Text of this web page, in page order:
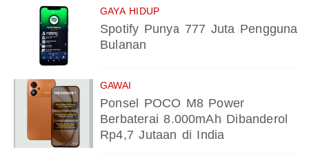
GAYA HIDUP
Spotify Punya 777 Juta Pengguna
Bulanan
GAWAI
Ponsel POCO M8 Power
Berbaterai 8.000mAh Dibanderol
Rp4,7 Jutaan di India